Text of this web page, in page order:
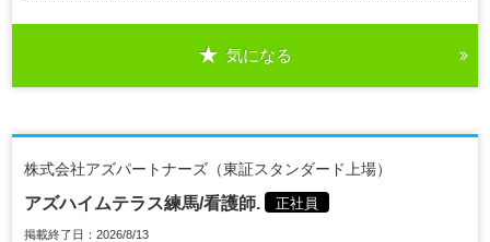
気になる
株式会社アズパートナーズ（東証スタンダード上場）
アズハイムテラス練馬/看護師. 正社員
掲載終了日：2026/8/13